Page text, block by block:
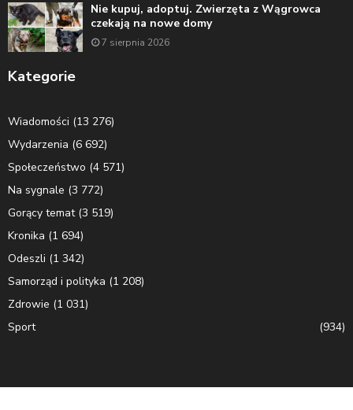
Nie kupuj, adoptuj. Zwierzęta z Wągrowca
czekają na nowe domy
7 sierpnia 2026
Kategorie
Wiadomości (13 276)
Wydarzenia (6 692)
Społeczeństwo (4 571)
Na sygnale (3 772)
Gorący temat(3 519)
Kronika (1 694)
Odeszli (1 342)
Samorząd i polityka (1 208)
Zdrowie (1 031)
Sport
(934)